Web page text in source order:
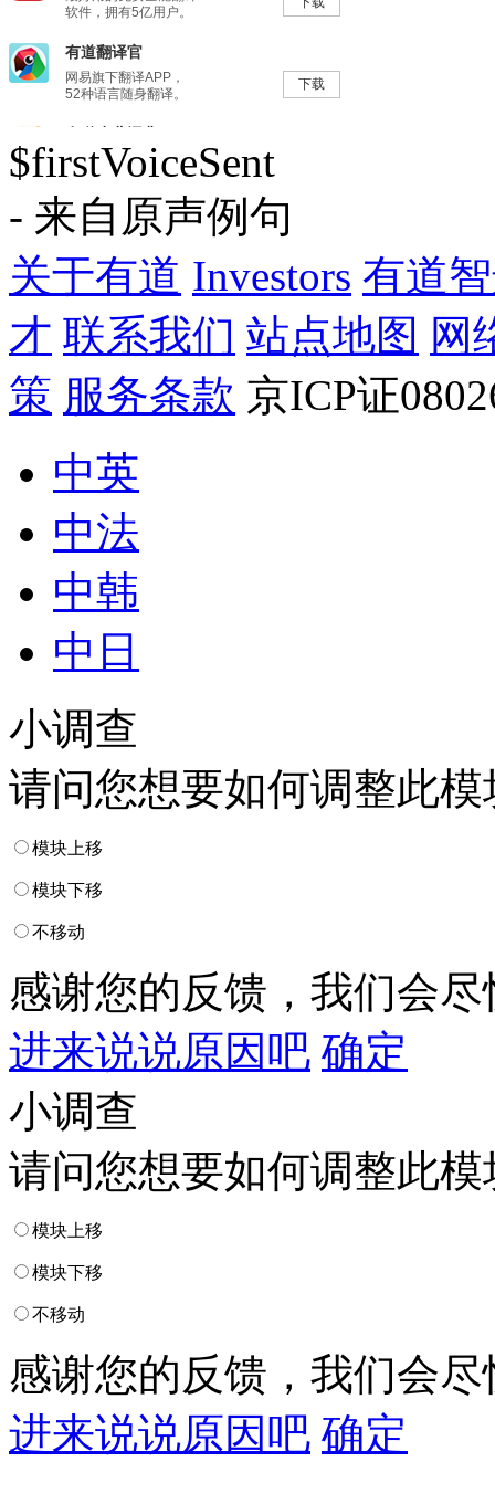
$firstVoiceSent
- 来自原声例句
关于有道 Investors 有道
才 联系我们 站点地图 网
策 服务条款 京ICP证
中英
中法
中韩
中日
小调查
请问您想要如何调整此模
模块上移
模块下移
不移动
感谢您的反馈，我们会
进来说说原因吧 确定
小调查
请问您想要如何调整此模
模块上移
模块下移
不移动
感谢您的反馈，我们会
进来说说原因吧 确定